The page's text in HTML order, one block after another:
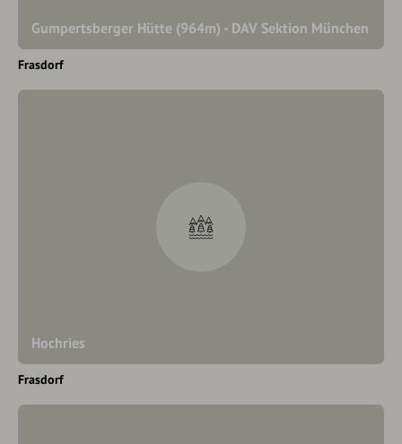
Gumpertsberger Hütte (964m) - DAV Sektion München
Frasdorf
Hochries
Frasdorf